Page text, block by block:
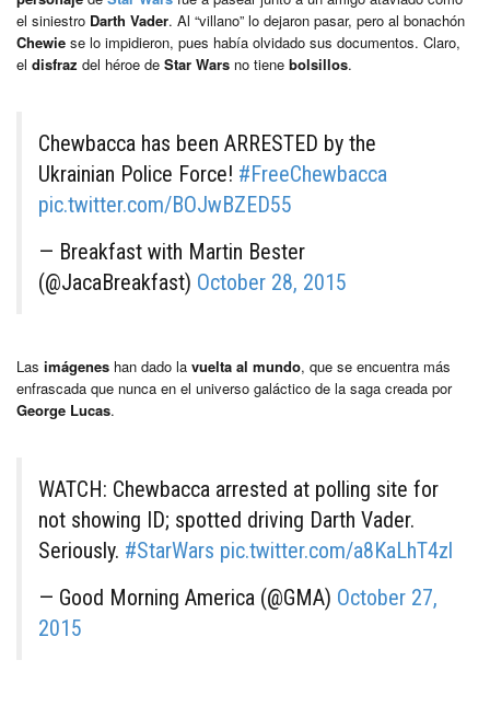
el siniestro Darth Vader. Al “villano” lo dejaron pasar, pero al bonachón
Chewie se lo impidieron, pues había olvidado sus documentos. Claro,
el disfraz del héroe de Star Wars no tiene bolsillos.
Chewbacca has been ARRESTED by the
Ukrainian Police Force! #FreeChewbacca
pic.twitter.com/BOJwBZED55
— Breakfast with Martin Bester
(@JacaBreakfast) October 28, 2015
Las imágenes han dado la vuelta al mundo, que se encuentra más
enfrascada que nunca en el universo galáctico de la saga creada por
George Lucas.
WATCH: Chewbacca arrested at polling site for
not showing ID; spotted driving Darth Vader.
Seriously. #StarWars pic.twitter.com/a8KaLhT4zl
— Good Morning America (@GMA) October 27,
2015